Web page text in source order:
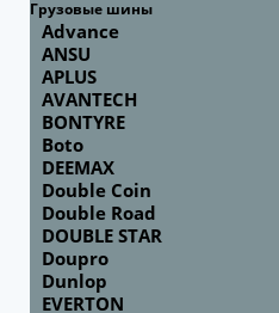
Грузовые шины
Advance
ANSU
APLUS
AVANTECH
BONTYRE
Boto
DEEMAX
Double Coin
Double Road
DOUBLE STAR
Doupro
Dunlop
EVERTON